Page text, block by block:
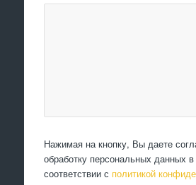
Нажимая на кнопку, Вы даете
обработку персональных данных в
соответствии с политикой